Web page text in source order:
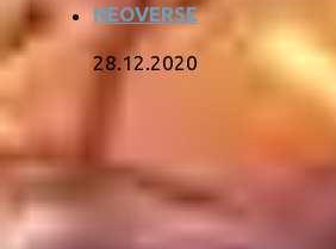
NEOVERSE
28.12.2020